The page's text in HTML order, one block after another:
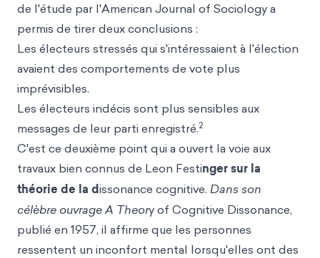
de l'étude par l'American Journal of Sociology a
permis de tirer deux conclusions :
Les électeurs stressés qui s'intéressaient à l'élection
avaient des comportements de vote plus
imprévisibles.
Les électeurs indécis sont plus sensibles aux
messages de leur parti enregistré.2
C'est ce deuxième point qui a ouvert la voie aux
travaux bien connus de Leon Festinger sur la
théorie de la dissonance cognitive. Dans son
célèbre ouvrage A Theory of Cognitive Dissonance,
publié en 1957, il affirme que les personnes
ressentent un inconfort mental lorsqu'elles ont des